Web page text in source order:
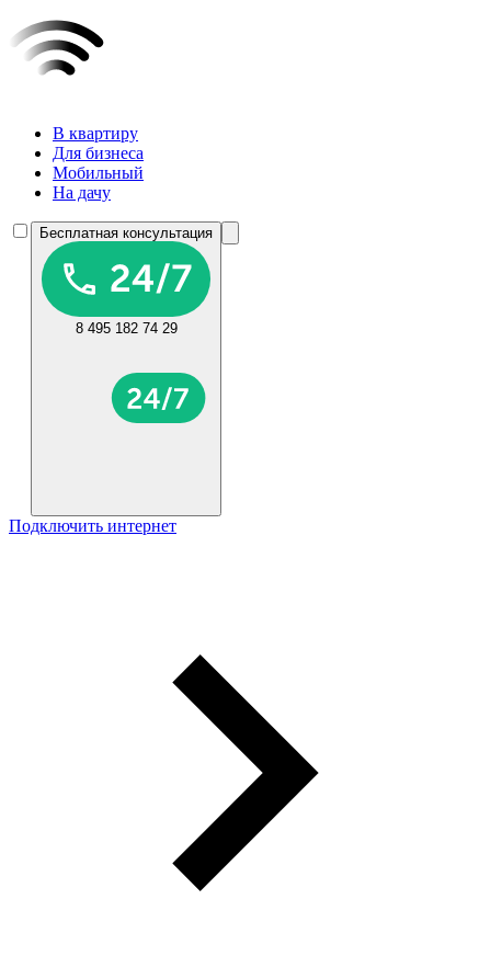
В квартиру
Для бизнеса
Мобильный
На дачу
Бесплатная консультация
8 495 182 74 29
Подключить интернет